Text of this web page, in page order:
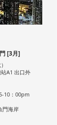
[3月]
A1 出口外
10：00pm
門海岸